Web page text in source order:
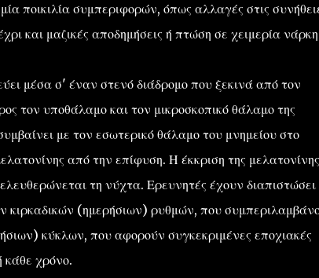
ποικιλία συμπεριφορών, όπως αλλαγές στις
και μαζικές αποδημήσεις ή πτώση σε χειμερία
μέσα σ' έναν στενό διάδρομο που ξεκινά από τον
τον υποθάλαμο και τον μικροσκοπικό θάλαμο της
με τον εσωτερικό θάλαμο του μνημείου στο
από την επίφυση. Η έκκριση της μελατονίνης
τη νύχτα. Ερευνητές έχουν διαπιστώσει
κιρκαδικών (ημερήσιων) ρυθμών, που
κύκλων, που αφορούν συγκεκριμένες εποχιακές
κάθε χρόνο.